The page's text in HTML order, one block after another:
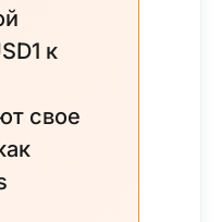
к
свое